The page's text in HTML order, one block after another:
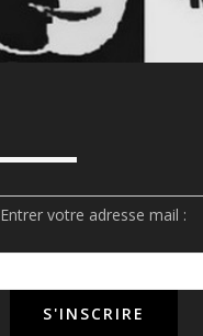
Entrer votre adresse mail :